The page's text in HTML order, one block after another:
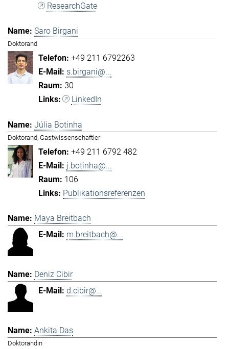
ResearchGate
Saro Birgani
Doktorand
+49 211 6792263
s.birgani@...
30
LinkedIn
Júlia Botinha
Doktorand, Gastwissenschaftler
+49 211 6792 482
j.botinha@...
106
Publikationsreferenzen
Maya Breitbach
m.breitbach@...
Deniz Cibir
d.cibir@...
Ankita Das
Doktorandin